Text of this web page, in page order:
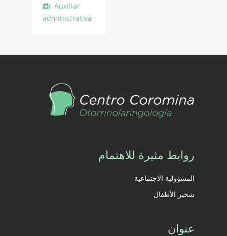
Auxiliar
administrativa
روابط مثيرة للاهتمام
المسؤولية الاجتماعية
شخير الأطفال
عنوان